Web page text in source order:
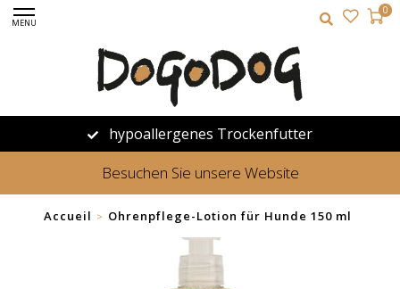
MENU
0
hypoallergenes Trockenfutter
Besuchen Sie unsere Website
Accueil > Ohrenpflege-Lotion für Hunde 150 ml